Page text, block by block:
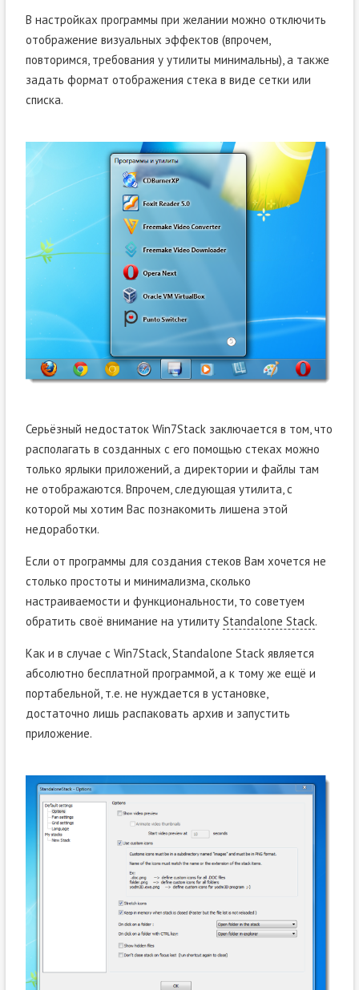
В настройках программы при желании можно отключить
отображение визуальных эффектов (впрочем,
повторимся, требования у утилиты минимальны), а также
задать формат отображения стека в виде сетки или
списка.
Серьёзный недостаток Win7Stack заключается в том, что
располагать в созданных с его помощью стеках можно
только ярлыки приложений, а директории и файлы там
не отображаются. Впрочем, следующая утилита, с
которой мы хотим Вас познакомить лишена этой
недоработки.
Если от программы для создания стеков Вам хочется не
столько простоты и минимализма, сколько
настраиваемости и функциональности, то советуем
обратить своё внимание на утилиту Standalone Stack.
Как и в случае с Win7Stack, Standalone Stack является
абсолютно бесплатной программой, а к тому же ещё и
портабельной, т.е. не нуждается в установке,
достаточно лишь распаковать архив и запустить
приложение.